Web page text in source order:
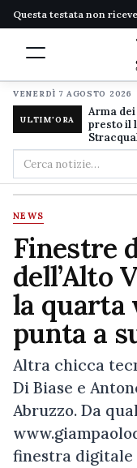
Questa testata non
VENERDÌ 7 AGOSTO 2026
ULTIM'ORA
Arma
presto il
Cerca
nel
sito
NEWS
Finestre
dell’Alto
la quarta
punta a
Altra chicca
Di Biase e
Abruzzo. Da
finestra digitale